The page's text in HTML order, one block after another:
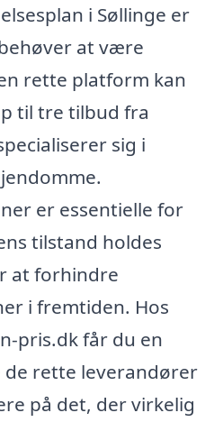
i Søllinge er
at være
rette platform kan
til tre tilbud fra
sig i
er essentielle for
tilstand holdes
at forhindre
i fremtiden. Hos
pris.dk får du en
de rette leverandører
på det, der virkelig